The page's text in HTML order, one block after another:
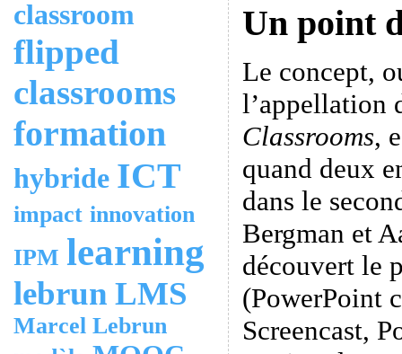
classroom
flipped
classrooms
formation
hybride ICT
impact innovation
IPM learning
lebrun LMS
Marcel Lebrun
Un point
Le concept,
l’appellation
Classrooms,
quand deux
dans le
Bergman et
découvert le
(PowerPoint
Screencast,